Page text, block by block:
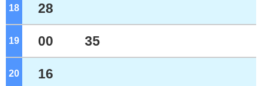
18 28
19 00 35
20 16